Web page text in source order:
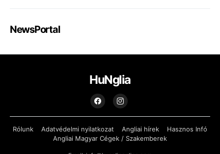
NewsPortal
HuNglia
Rólunk Adatvédelmi nyilatkozat Angliai hírek
Hasznos Infó
Angliai Magyar Cégek / Szakemberek